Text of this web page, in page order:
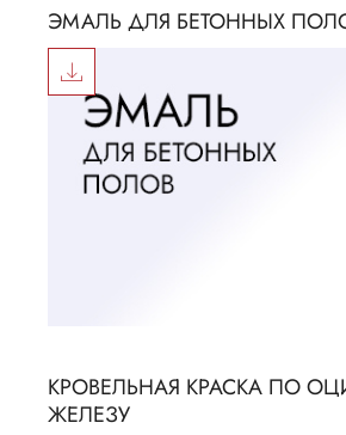
ЭМАЛЬ ДЛЯ БЕТОННЫХ
КРОВЕЛЬНАЯ КРАСКА ПО
ЖЕЛЕЗУ